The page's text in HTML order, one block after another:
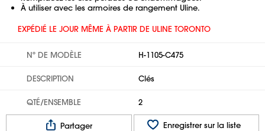
À utiliser avec les armoires de rangement Uline.
EXPÉDIÉ LE JOUR MÊME À PARTIR DE ULINE TORONTO
Nº DE MODÈLE H-1105-C475
DESCRIPTION Clés
QTÉ/ENSEMBLE 2
Partager Enregistrer sur la liste